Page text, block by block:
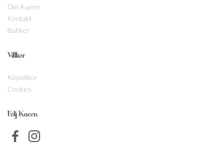
Om Kueen
Kontakt
Butiker
Villkor
Köpvillkor
Cookies
Följ Kueen